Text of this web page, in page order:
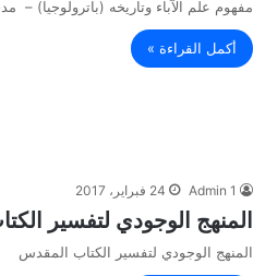
مفهوم علم الآباء وتاريخه (باترولوجيا) –
أكمل القراءة »
Admin 1 24 فبراير، 2017
المنهج الوجودي لتفسير
المنهج الوجودي لتفسير الكتاب المقدس